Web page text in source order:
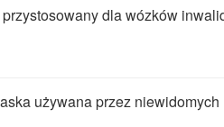
dla wózków
używana przez niewidomych